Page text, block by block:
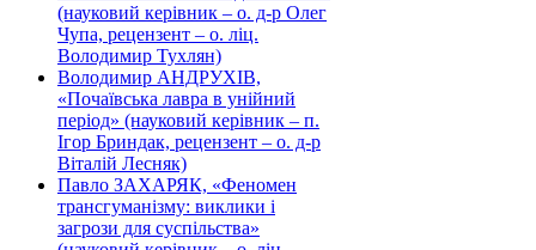
(науковий керівник – о. д-р Олег
Чупа, рецензент – о. ліц.
Володимир Тухлян)
Володимир АНДРУХІВ,
«Почаївська лавра в унійний
період» (науковий керівник – п.
Ігор Бриндак, рецензент – о. д-р
Віталій Лесняк)
Павло ЗАХАРЯК, «Феномен
трансгуманізму: виклики і
загрози для суспільства»